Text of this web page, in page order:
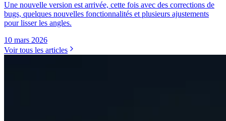
Une nouvelle version est arrivée, cette fois avec des corrections de
bugs, quelques nouvelles fonctionnalités et plusieurs ajustements
pour lisser les angles.
10 mars 2026
Voir tous les articles